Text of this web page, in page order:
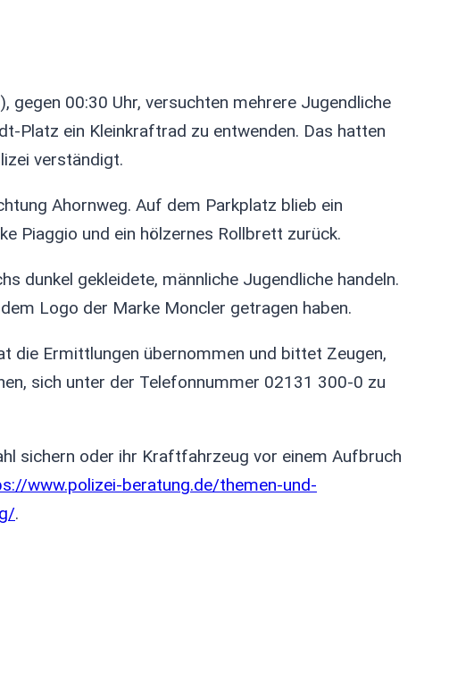
gegen 00:30 Uhr, versuchten mehrere Jugendliche
Platz ein Kleinkraftrad zu entwenden. Das hatten
verständigt.
Ahornweg. Auf dem Parkplatz blieb ein
Piaggio und ein hölzernes Rollbrett zurück.
dunkel gekleidete, männliche Jugendliche handeln.
Logo der Marke Moncler getragen haben.
die Ermittlungen übernommen und bittet Zeugen,
sich unter der Telefonnummer 02131 300-0 zu
sichern oder ihr Kraftfahrzeug vor einem Aufbruch
www.polizei-beratung.de/themen-und-
.